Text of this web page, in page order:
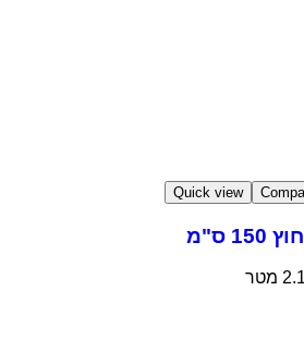
Quick view